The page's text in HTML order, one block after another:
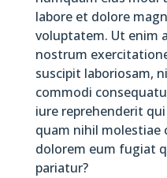
labore et dolore
voluptatem. Ut enim
nostrum
suscipit laboriosam,
commodi
iure reprehenderit
quam nihil molestiae
dolorem eum fugiat
pariatur?